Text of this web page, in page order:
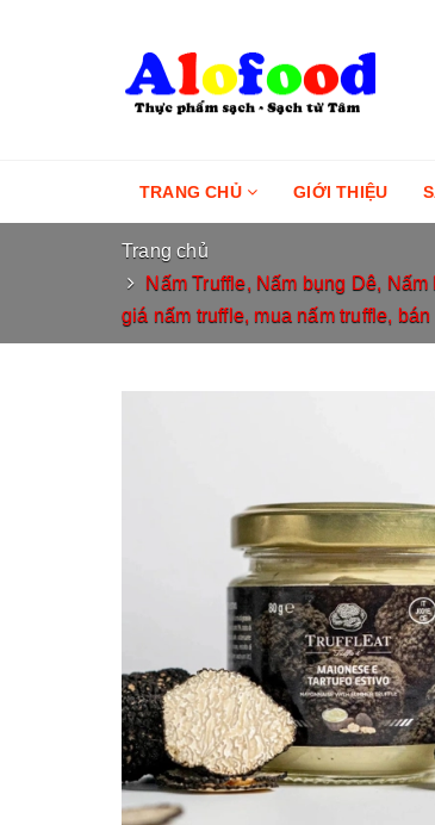
TRANG CHỦ GIỚI THIỆU
Trang chủ
Nấm Truffle, Nấm bụng Dê,
giá nấm truffle, mua nấm truffle,